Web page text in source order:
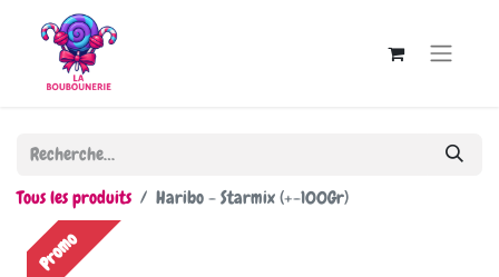
Tous les produits Haribo - Starmix (+-100Gr)
Promo